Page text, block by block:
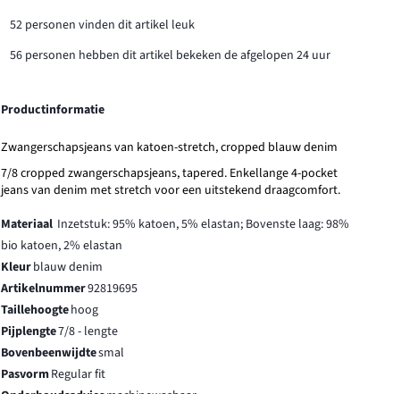
52 personen vinden dit artikel leuk
56 personen hebben dit artikel bekeken de afgelopen 24 uur
Productinformatie
Zwangerschapsjeans van katoen-stretch, cropped blauw denim
7/8 cropped zwangerschapsjeans, tapered. Enkellange 4-pocket
jeans van denim met stretch voor een uitstekend draagcomfort.
Materiaal Inzetstuk: 95% katoen, 5% elastan; Bovenste laag: 98%
bio katoen, 2% elastan
Kleurblauw denim
Artikelnummer92819695
Taillehoogtehoog
Pijplengte7/8 - lengte
Bovenbeenwijdtesmal
PasvormRegular fit